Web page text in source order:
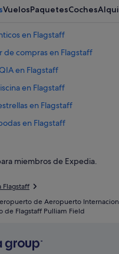
VuelosPaquetesCoches
en Flagstaff
de compras en Flagstaff
en Flagstaff
en Flagstaff
en Flagstaff
en Flagstaff
en Flagstaff
de Flagstaff hoteles
en Flagstaff
en Flagstaff
miembros de Expedia.
Flagstaff
de Aeropuerto
de Flagstaff Pulliam Field